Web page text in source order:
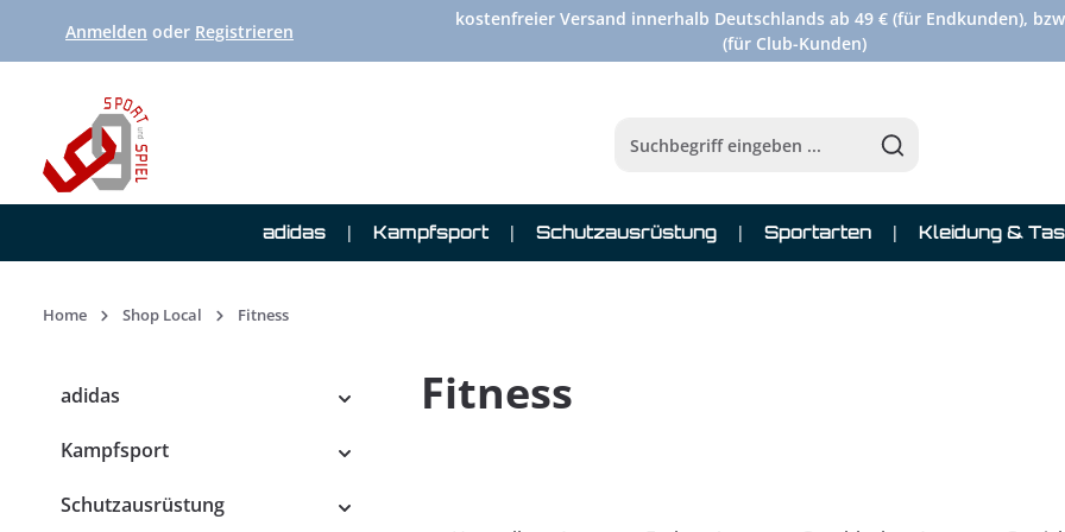
Hauptinhalt springen
Zur Suche springen
Zur Hauptnavigation springen
Anmelden oder Registrieren
kostenfreier Versand innerhalb Deutschlands ab 49 € (für Endkunden),
(für Club-Kunden)
adidas Kampfsport Schutzausrüstung Sportarten Kleidung &
Home Shop Local Fitness
adidas
Kampfsport
Schutzausrüstung
Fitness